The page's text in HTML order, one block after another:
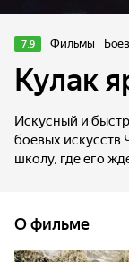
7.9 Фильмы
Кулак
Искусный и
боевых
школу, где его
оккупированном
и убийство
японских школ
О фильме